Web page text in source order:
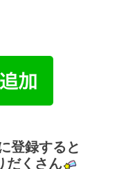
登録すると
だくさん